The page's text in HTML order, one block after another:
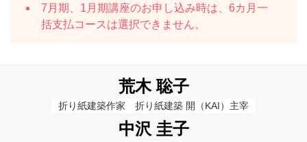
7月期、1月期講座のお申し込み時は、6カ月一
括支払コースは選択できません。
荒木 聡子
折り紙建築作家　折り紙建築 開（KAI）主宰
中沢 圭子